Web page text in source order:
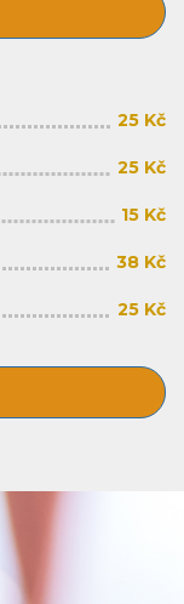
25 Kč
25 Kč
15 Kč
38 Kč
25 Kč